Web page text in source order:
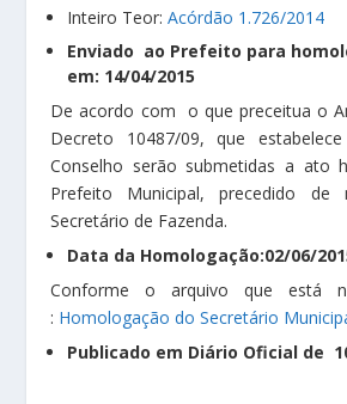
Inteiro Teor:Acórdão 1.726/2014
Enviado ao Prefeito para
em: 14/04/2015
De acordo com o que preceitua o
Decreto 10487/09, que
Conselho serão submetidas a ato
Prefeito Municipal, precedido de
Secretário de Fazenda.
Data da Homologação:02/06/
Conforme o arquivo que está
: Homologação do Secretário
Publicado em Diário Oficial de